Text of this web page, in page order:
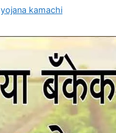
yojana kamachi